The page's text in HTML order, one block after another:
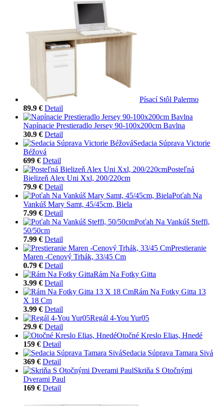
Písací Stôl Palermo
89.9 € Detail
Napínacie Prestieradlo Jersey 90-100x200cm Bavlna
30.9 € Detail
Sedacia Súprava Victorie
Béžová
699 € Detail
Posteľná
Bielizeň Alex Uni Xxl, 200/220cm
79.9 € Detail
Poťah Na
Vankúš Mary Samt, 45/45cm, Biela
7.99 € Detail
Poťah Na Vankúš Steffi,
50/50cm
7.99 € Detail
Prestieranie
Maren -Cenový Trhák, 33/45 Cm
0.79 € Detail
Rám Na Fotky Gitta
3.99 € Detail
Rám Na Fotky Gitta 13
X 18 Cm
3.99 € Detail
Regál 4-You Yur05
29.9 € Detail
Otočné Kreslo Elias, Hnedé
159 € Detail
Sedacia Súprava Tamara Sivá
369 € Detail
Skriňa S Otočnými
Dverami Paul
169 € Detail